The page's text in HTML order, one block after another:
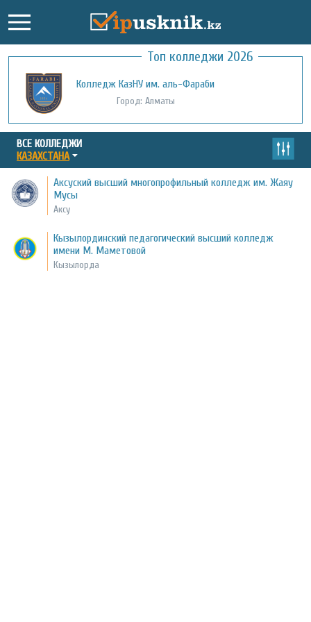
Топ колледжи 2026
Колледж КазНУ им. аль-Фараби
Город: Алматы
ВСЕ КОЛЛЕДЖИ
КАЗАХСТАНА
Аксуский высший многопрофильный колледж им. Жаяу
Мусы
Аксу
Кызылординский педагогический высший колледж
имени М. Маметовой
Кызылорда